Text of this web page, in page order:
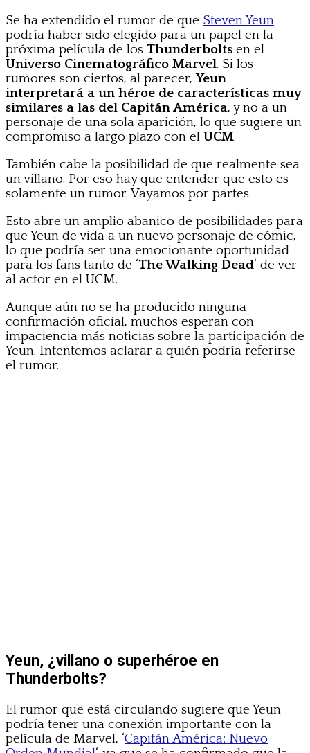
Se ha extendido el rumor de que Steven Yeun
podría haber sido elegido para un papel en la
próxima película de los Thunderbolts en el
Universo Cinematográfico Marvel. Si los
rumores son ciertos, al parecer,Yeun
interpretará a un héroe de características muy
similares a las del Capitán América, y no a un
personaje de una sola aparición, lo que sugiere un
compromiso a largo plazo con el UCM.
También cabe la posibilidad de que realmente sea
un villano. Por eso hay que entender que esto es
solamente un rumor. Vayamos por partes.
Esto abre un amplio abanico de posibilidades para
que Yeun de vida a un nuevo personaje de cómic,
lo que podría ser una emocionante oportunidad
para los fans tanto de ‘The Walking Dead‘ de ver
al actor en el UCM.
Aunque aún no se ha producido ninguna
confirmación oficial, muchos esperan con
impaciencia más noticias sobre la participación de
Yeun. Intentemos aclarar a quién podría referirse
el rumor.
Yeun, ¿villano o superhéroe en
Thunderbolts?
El rumor que está circulando sugiere que Yeun
podría tener una conexión importante con la
película de Marvel, ‘Capitán América: Nuevo